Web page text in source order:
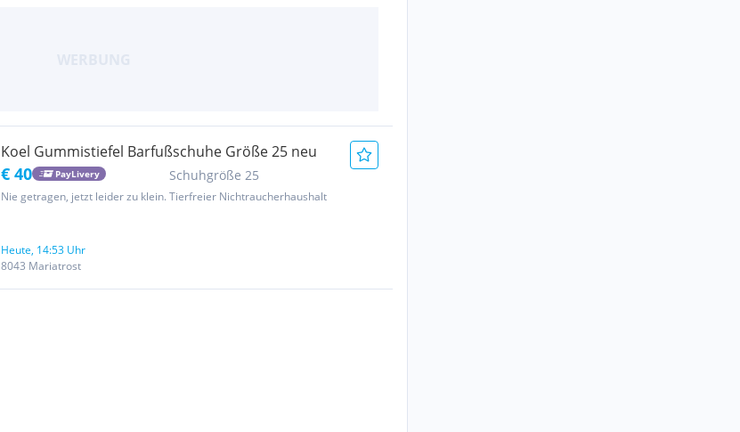
Koel Gummistiefel Barfußschuhe Größe 25 neu
€ 40 PayLivery Schuhgröße 25
Nie getragen, jetzt leider zu klein. Tierfreier Nichtraucherhaushalt
Heute, 14:53 Uhr
8043 Mariatrost